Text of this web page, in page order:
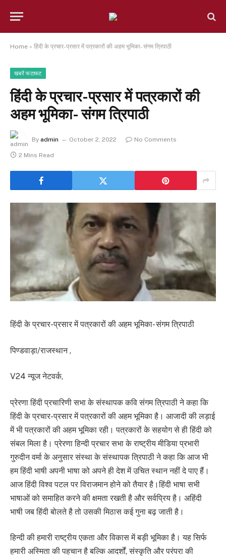
Home » हिंदी के प्रचार-प्रसार में पत्रकारों की अहम भूमिका- संगम त्रिपाठी
खबरें फटाफट
हिंदी के प्रचार-प्रसार में पत्रकारों की
अहम भूमिका- संगम त्रिपाठी
By admin October 2, 2022 No Comments
2 Mins Read
हिंदी के प्रचार-प्रसार में पत्रकारों की अहम भूमिका- संगम त्रिपाठी
पिण्डवाड़ा/राजस्थान ,
V24 न्यूज नेटवर्क,
प्रेरणा हिंदी प्रचारिणी सभा के संस्थापक कवि संगम त्रिपाठी ने कहा कि
हिंदी के प्रचार-प्रसार में पत्रकारों की अहम भूमिका है। आजादी की लड़ाई
में भी पत्रकारों की अहम भूमिका रही। पत्रकारों के सहयोग से ही हिंदी को
संबल मिला है। प्रेरणा हिन्दी प्रचार सभा के राष्ट्रीय मीडिया प्रभारी
गुरुदीन वर्मा के अनुसार संस्था के संस्थापक त्रिपाठी ने कहा कि आज भी
हम हिंदी भाषी अपनी भाषा को अपने ही देश में उचित स्थान नहीं दे पाए हैं।
आज हिंदी विश्व पटल पर विराजमान होने को तैयार है।हिंदी भाषा सभी
भाषाओं को समाहित करने की क्षमता रखती है और सर्वप्रिय है। अहिंदी
भाषी जब हिंदी बोलते है तो उसकी मिठास कई गुना बढ़ जाती है।
हिन्दी की हमारी राष्ट्रीय एकता और विकास में बड़ी भूमिका है। यह सिर्फ
हमारी अस्मिता की पहचान है बल्कि आदर्शों, संस्कृति और परंपरा की